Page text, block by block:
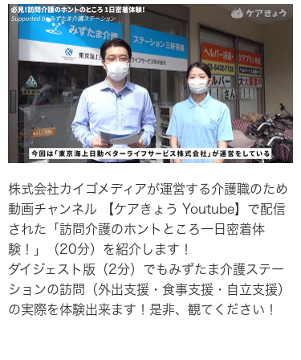
株式会社カイゴメディアが運営する介護職のため
動画チャンネル 【ケアきょう Youtube】で配信
された「訪問介護のホントところ一日密着体
験！」（20分）を紹介します！
ダイジェスト版（2分）でもみずたま介護ステー
ションの訪問（外出支援・食事支援・自立支援）
の実際を体験出来ます！是非、観てください！